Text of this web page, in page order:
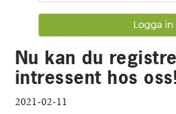
Nu kan du
intressent hos
2021-02-11